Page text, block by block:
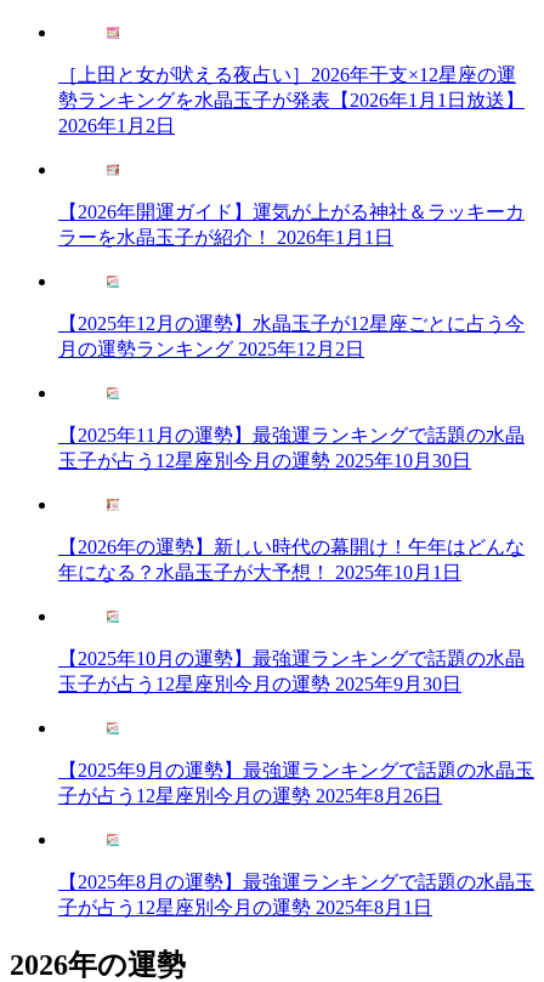
［上田と女が吠える夜占い］2026年干支×12星座の運
勢ランキングを水晶玉子が発表【2026年1月1日放送】
2026年1月2日
【2026年開運ガイド】運気が上がる神社＆ラッキーカ
ラーを水晶玉子が紹介！
2026年1月1日
【2025年12月の運勢】水晶玉子が12星座ごとに占う今
月の運勢ランキング 2025年12月2日
【2025年11月の運勢】最強運ランキングで話題の水晶
玉子が占う12星座別今月の運勢 2025年10月30日
【2026年の運勢】新しい時代の幕開け！午年はどんな
年になる？水晶玉子が大予想！
2025年10月1日
【2025年10月の運勢】最強運ランキングで話題の水晶
玉子が占う12星座別今月の運勢 2025年9月30日
【2025年9月の運勢】最強運ランキングで話題の水晶玉
子が占う12星座別今月の運勢 2025年8月26日
【2025年8月の運勢】最強運ランキングで話題の水晶玉
子が占う12星座別今月の運勢 2025年8月1日
2026年の運勢